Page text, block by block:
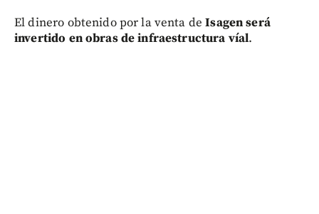
El dinero obtenido por la venta de Isagen será
invertido en obras de infraestructura víal.